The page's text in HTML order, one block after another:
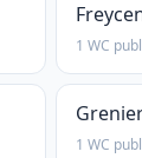
1 WC
1 WC